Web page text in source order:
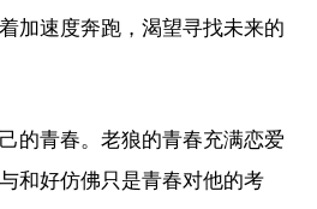
加速度奔跑，渴望寻找未来的
的青春。老狼的青春充满恋爱
和好仿佛只是青春对他的考